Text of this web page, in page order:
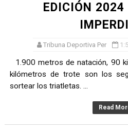
EDICIÓN 2024
Tribuna Deportiva Per
1.900 metros de natación, 90
kilómetros de trote son los
sortear los triatletas. ...
Read